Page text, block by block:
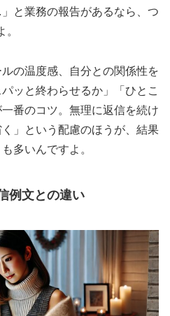
と業務の報告があるなら、つ
の温度感、自分との関係性を
ッと終わらせるか」「ひとこ
番のコツ。無理に返信を続け
」という配慮のほうが、結果
多いんですよ。
例文との違い